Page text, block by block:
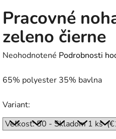
Pracovné
zeleno čierne
Priemerné
produktu
0,0
z
Neohodnotené Podrobnosti
65% polyester 35% bavlna
Variant: